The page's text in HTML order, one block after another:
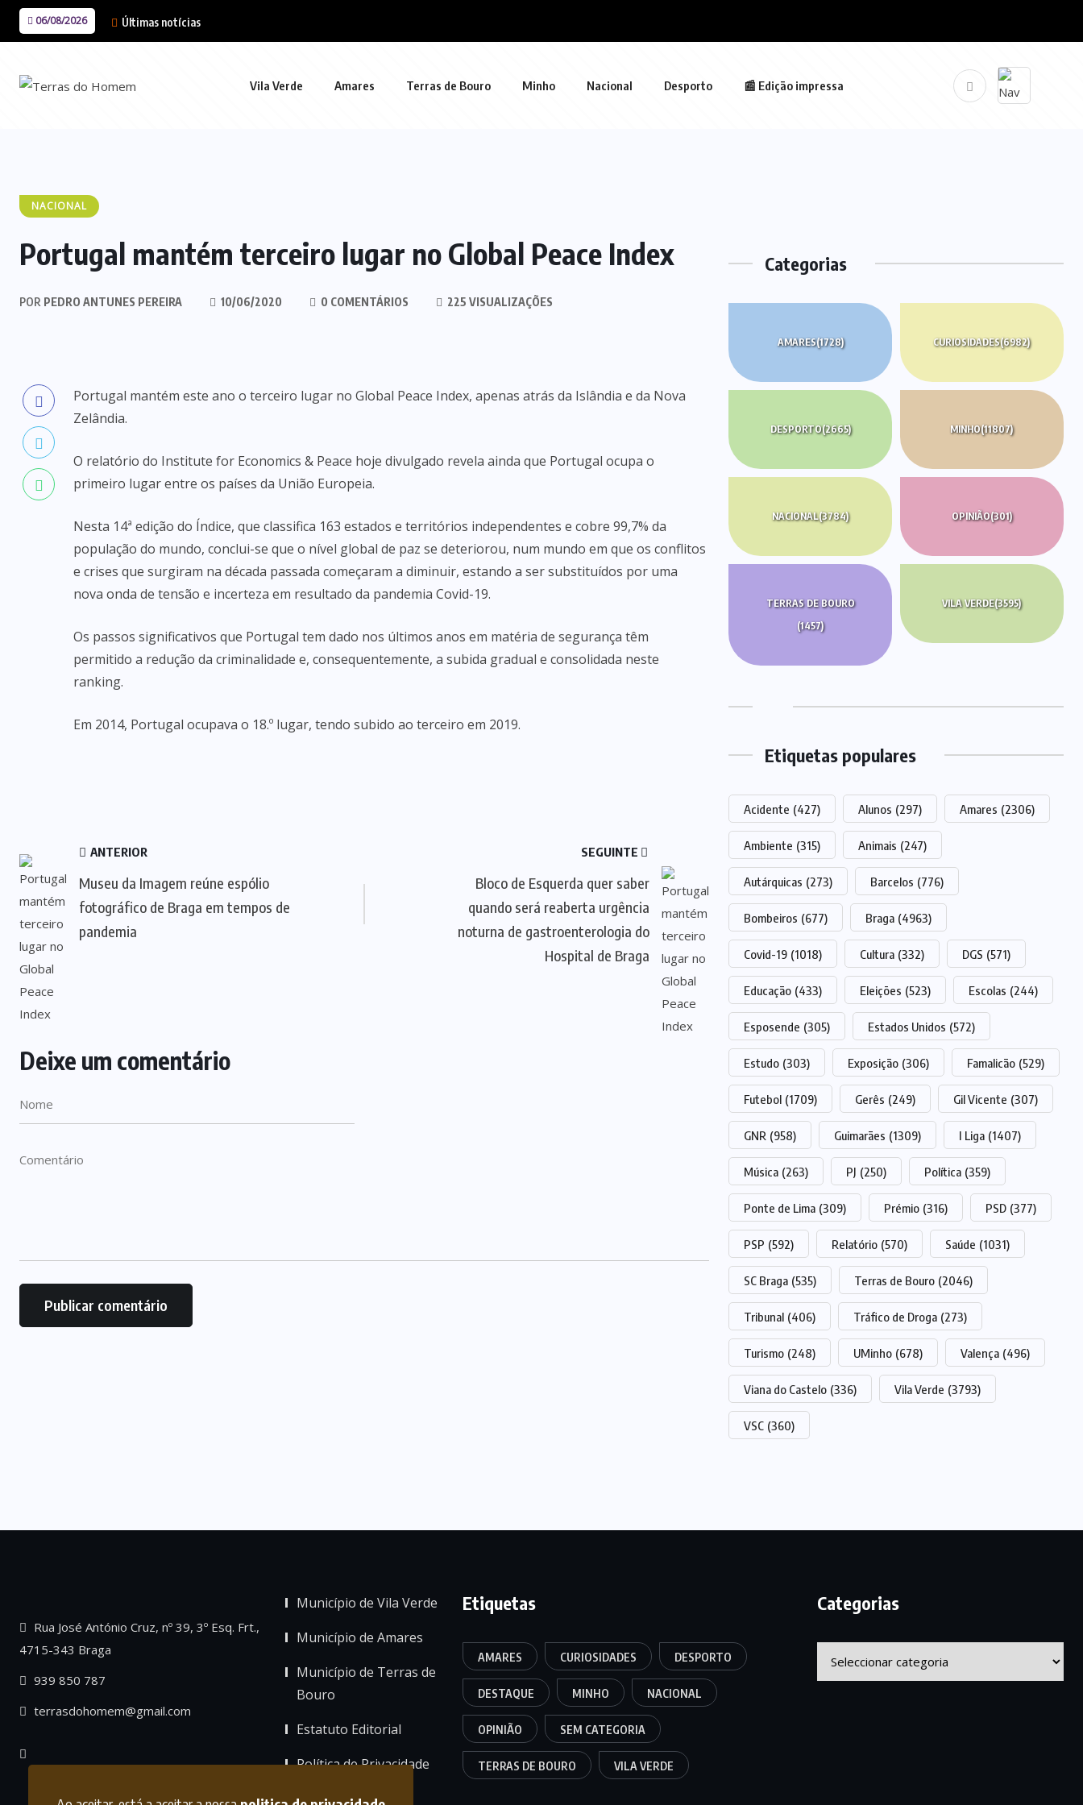
06/08/2026 Últimas notícias
Vila Verde Amares Terras de Bouro Minho Nacional Desporto 📰 Edição impressa
NACIONAL
Portugal mantém terceiro lugar no Global Peace Index
POR PEDRO ANTUNES PEREIRA 10/06/2020 0 COMENTÁRIOS 225 VISUALIZAÇÕES
Portugal mantém este ano o terceiro lugar no Global Peace Index, apenas atrás da Islândia e da Nova
Zelândia.
O relatório do Institute for Economics & Peace hoje divulgado revela ainda que Portugal ocupa o
primeiro lugar entre os países da União Europeia.
Nesta 14ª edição do Índice, que classifica 163 estados e territórios independentes e cobre 99,7% da
população do mundo, conclui-se que o nível global de paz se deteriorou, num mundo em que os conflitos
e crises que surgiram na década passada começaram a diminuir, estando a ser substituídos por uma
nova onda de tensão e incerteza em resultado da pandemia Covid-19.
Os passos significativos que Portugal tem dado nos últimos anos em matéria de segurança têm
permitido a redução da criminalidade e, consequentemente, a subida gradual e consolidada neste
ranking.
Em 2014, Portugal ocupava o 18.º lugar, tendo subido ao terceiro em 2019.
ANTERIOR
Museu da Imagem reúne espólio
fotográfico de Braga em tempos de
pandemia
SEGUINTE
Bloco de Esquerda quer saber
quando será reaberta urgência
noturna de gastroenterologia do
Hospital de Braga
Deixe um comentário
Categorias
AMARES(1728) CURIOSIDADES(6982)
DESPORTO(2665) MINHO(11807)
NACIONAL(3784) OPINIÃO(301)
TERRAS DE BOURO
(1457)
VILA VERDE(3595)
Etiquetas populares
Acidente (427) Alunos (297) Amares (2306)
Ambiente (315) Animais (247)
Autárquicas (273) Barcelos (776)
Bombeiros (677) Braga (4963)
Covid-19 (1018) Cultura (332) DGS (571)
Educação (433) Eleições (523) Escolas (244)
Esposende (305) Estados Unidos (572)
Estudo (303) Exposição (306) Famalicão (529)
Futebol (1709) Gerês (249) Gil Vicente (307)
GNR (958) Guimarães (1309) I Liga (1407)
Música (263) PJ (250) Política (359)
Ponte de Lima (309) Prémio (316) PSD (377)
PSP (592) Relatório (570) Saúde (1031)
SC Braga (535) Terras de Bouro (2046)
Tribunal (406) Tráfico de Droga (273)
Turismo (248) UMinho (678) Valença (496)
Viana do Castelo (336) Vila Verde (3793)
VSC (360)
Rua José António Cruz, nº 39, 3º Esq. Frt.,
4715-343 Braga
939 850 787
terrasdohomem@gmail.com
Município de Vila Verde
Município de Amares
Município de Terras de
Bouro
Estatuto Editorial
Política de Privacidade
Etiquetas
AMARES CURIOSIDADES DESPORTO
DESTAQUE MINHO NACIONAL
OPINIÃO SEM CATEGORIA
TERRAS DE BOURO VILA VERDE
Categorias